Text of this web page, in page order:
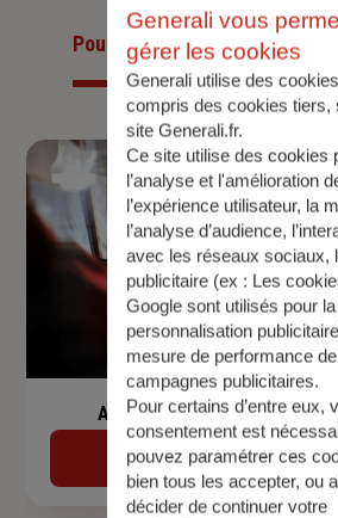
Pour les particuliersPour les
Assurance de prêt
Découvrir
Generali vous
gérer les cookies
Generali utilise des
compris des cookies tiers,
site Generali.fr.
Ce site utilise des cookies
l’analyse et l'amélioration
l’expérience utilisateur, la
l’analyse d’audience,
avec les réseaux sociaux,
publicitaire (ex : Les
Google sont utilisés pour la
personnalisation publicitaire
mesure de performance
campagnes publicitaires.
Pour certains d’entre eux,
consentement est
pouvez paramétrer ces
bien tous les accepter, ou
décider de continuer votre